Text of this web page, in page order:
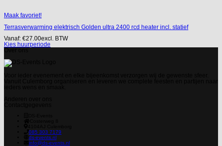
Maak favoriet!
Terrasverwarming elektrisch Golden ultra 2400 rcd heater incl. statief
Vanaf: €27.00excl. BTW
Kies huurperiode
085 303 7179
ds-events.nl
info@ds-events.nl